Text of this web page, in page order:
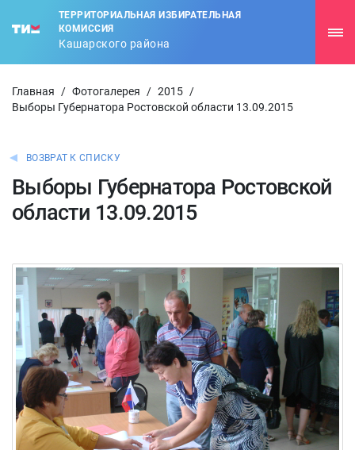
ТЕРРИТОРИАЛЬНАЯ ИЗБИРАТЕЛЬНАЯ
КОМИССИЯ
Кашарского района
Главная / Фотогалерея / 2015 /
Выборы Губернатора Ростовской области 13.09.2015
ВОЗВРАТ К СПИСКУ
Выборы Губернатора Ростовской
области 13.09.2015